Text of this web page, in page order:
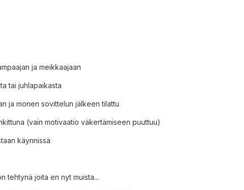
ja meikkaajaan
tai juhlapaikasta
ja monen sovittelun jälkeen tilattu
(vain motivaatio väkertämiseen puuttuu)
käynnissä
tehtynä joita en nyt muista...